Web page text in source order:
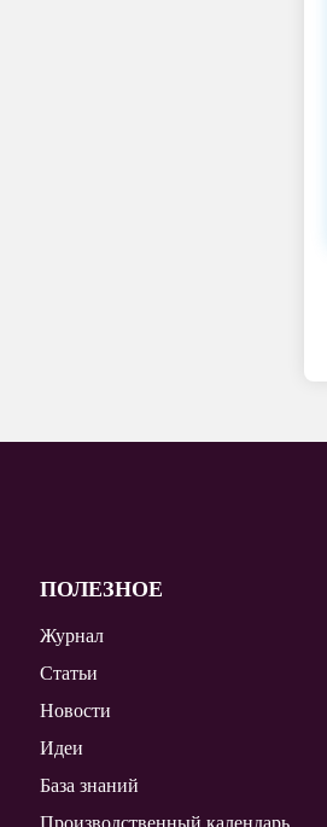
ПОЛЕЗНОЕ
Журнал
Статьи
Новости
Идеи
База знаний
Производственный календарь